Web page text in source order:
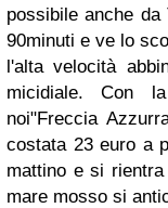
possibile anche
90minuti e ve lo
l'alta velocità
micidiale. Con
noi"Freccia
costata 23 euro a
mattino e si
mare mosso si